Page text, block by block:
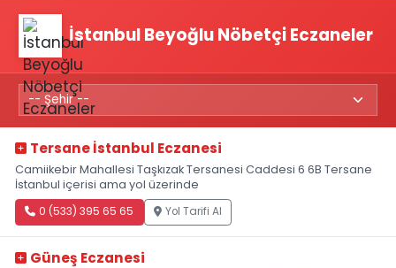
İstanbul Beyoğlu Nöbetçi Eczaneler
Tersane İstanbul Eczanesi
Camiikebir Mahallesi Taşkızak Tersanesi Caddesi 6 6B Tersane
İstanbul içerisi ama yol üzerinde
0 (533) 395 65 65 Yol Tarifi Al
Güneş Eczanesi